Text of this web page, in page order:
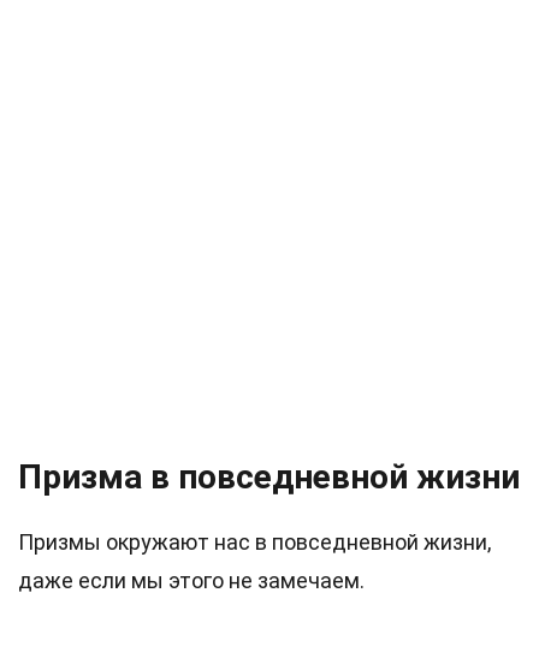
Призма в повседневной жизни
Призмы окружают нас в повседневной жизни,
даже если мы этого не замечаем.